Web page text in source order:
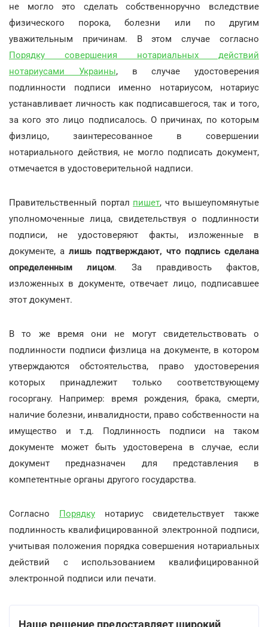
не могло это сделать собственноручно вследствие
физического порока, болезни или по другим
уважительным причинам. В этом случае согласно
Порядку совершения нотариальных действий
нотариусами Украины, в случае удостоверения
подлинности подписи именно нотариусом, нотариус
устанавливает личность как подписавшегося, так и того,
за кого это лицо подписалось. О причинах, по которым
физлицо, заинтересованное в совершении
нотариального действия, не могло подписать документ,
отмечается в удостоверительной надписи.
Правительственный портал пишет, что вышеупомянутые
уполномоченные лица, свидетельствуя о подлинности
подписи, не удостоверяют факты, изложенные в
документе, а лишь подтверждают, что подпись сделана
определенным лицом. За правдивость фактов,
изложенных в документе, отвечает лицо, подписавшее
этот документ.
В то же время они не могут свидетельствовать о
подлинности подписи физлица на документе, в котором
утверждаются обстоятельства, право удостоверения
которых принадлежит только соответствующему
госоргану. Например: время рождения, брака, смерти,
наличие болезни, инвалидности, право собственности на
имущество и т.д. Подлинность подписи на таком
документе может быть удостоверена в случае, если
документ предназначен для представления в
компетентные органы другого государства.
Согласно Порядкунотариус свидетельствует также
подлинность квалифицированной электронной подписи,
учитывая положения порядка совершения нотариальных
действий с использованием квалифицированной
электронной подписи или печати.
Наше решение предоставляет широкий